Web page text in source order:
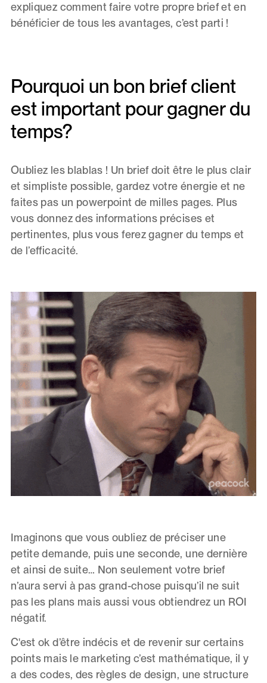
expliquez comment faire votre propre brief et en
bénéficier de tous les avantages, c’est parti !
Pourquoi un bon brief client
est important pour gagner du
temps?
Oubliez les blablas ! Un brief doit être le plus clair
et simpliste possible, gardez votre énergie et ne
faites pas un powerpoint de milles pages. Plus
vous donnez des informations précises et
pertinentes, plus vous ferez gagner du temps et
de l’efficacité.
Imaginons que vous oubliez de préciser une
petite demande, puis une seconde, une dernière
et ainsi de suite… Non seulement votre brief
n’aura servi à pas grand-chose puisqu’il ne suit
pas les plans mais aussi vous obtiendrez un ROI
négatif.
C'est ok d’être indécis et de revenir sur certains
points mais le marketing c’est mathématique, il y
a des codes, des règles de design, une structure